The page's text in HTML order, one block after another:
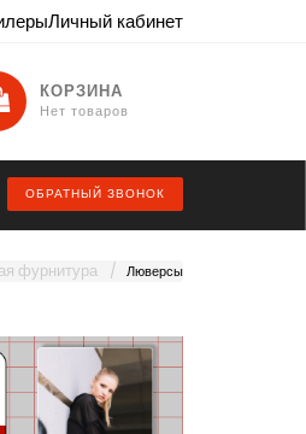
Личный кабинет
КОРЗИНА
Нет товаров
ОБРАТНЫЙ ЗВОНОК
фурнитура Люверсы